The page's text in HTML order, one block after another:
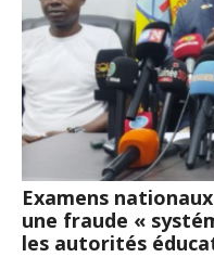
Examens
une fraude «
les autorités